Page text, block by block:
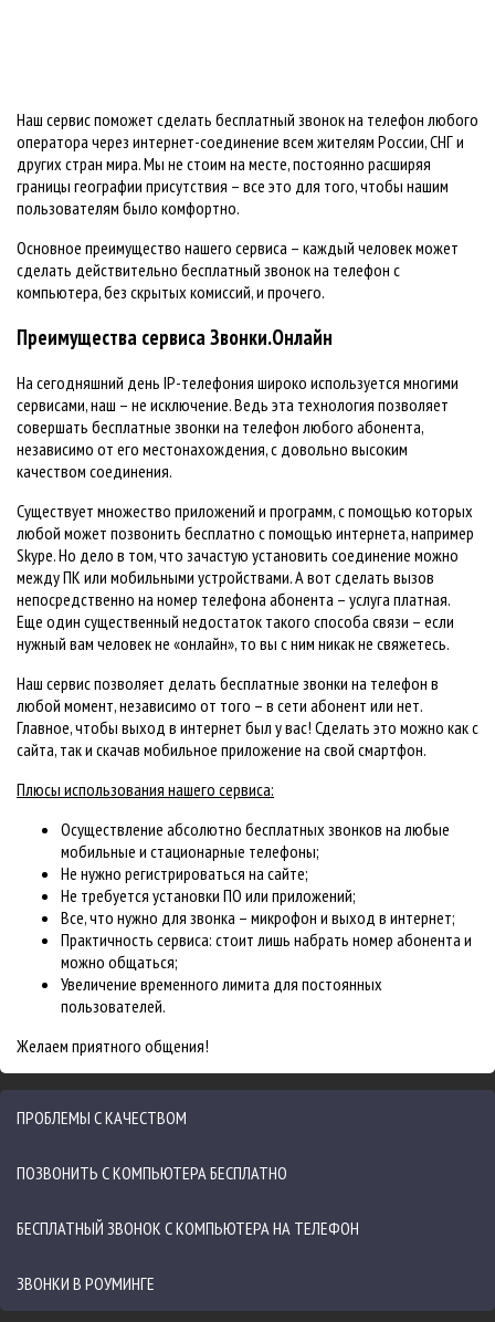
Наш сервис поможет сделать бесплатный звонок на телефон любого
оператора через интернет-соединение всем жителям России, СНГ и
других стран мира. Мы не стоим на месте, постоянно расширяя
границы географии присутствия – все это для того, чтобы нашим
пользователям было комфортно.
Основное преимущество нашего сервиса – каждый человек может
сделать действительно бесплатный звонок на телефон с
компьютера, без скрытых комиссий, и прочего.
Преимущества сервиса Звонки.Онлайн
На сегодняшний день IP-телефония широко используется многими
сервисами, наш – не исключение. Ведь эта технология позволяет
совершать бесплатные звонки на телефон любого абонента,
независимо от его местонахождения, с довольно высоким
качеством соединения.
Существует множество приложений и программ, с помощью которых
любой может позвонить бесплатно с помощью интернета, например
Skype. Но дело в том, что зачастую установить соединение можно
между ПК или мобильными устройствами. А вот сделать вызов
непосредственно на номер телефона абонента – услуга платная.
Еще один существенный недостаток такого способа связи – если
нужный вам человек не «онлайн», то вы с ним никак не свяжетесь.
Наш сервис позволяет делать бесплатные звонки на телефон в
любой момент, независимо от того – в сети абонент или нет.
Главное, чтобы выход в интернет был у вас! Сделать это можно как с
сайта, так и скачав мобильное приложение на свой смартфон.
Плюсы использования нашего сервиса:
Осуществление абсолютно бесплатных звонков на любые
мобильные и стационарные телефоны;
Не нужно регистрироваться на сайте;
Не требуется установки ПО или приложений;
Все, что нужно для звонка – микрофон и выход в интернет;
Практичность сервиса: стоит лишь набрать номер абонента и
можно общаться;
Увеличение временного лимита для постоянных
пользователей.
Желаем приятного общения!
ПРОБЛЕМЫ С КАЧЕСТВОМ
ПОЗВОНИТЬ С КОМПЬЮТЕРА БЕСПЛАТНО
БЕСПЛАТНЫЙ ЗВОНОК С КОМПЬЮТЕРА НА ТЕЛЕФОН
ЗВОНКИ В РОУМИНГЕ